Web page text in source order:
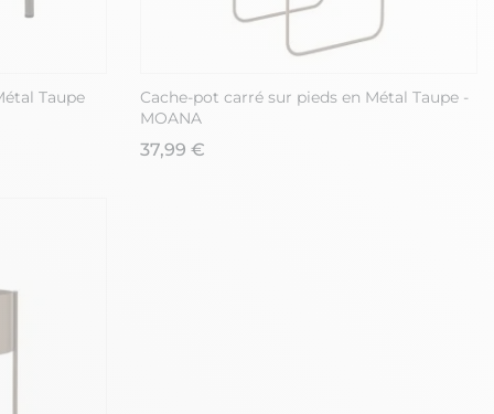
Taupe
Cache-pot carré sur pieds en Métal Taupe -
MOANA
37,99 €